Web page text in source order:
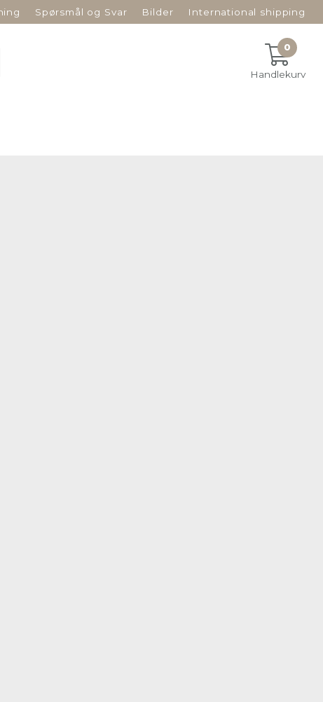
Spørsmål og Svar Bilder International shipping
0
Handlekurv